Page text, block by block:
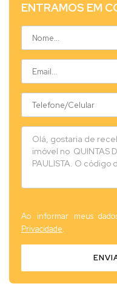
ENTRAMOS EM
Ao informar meus
Privacidade.